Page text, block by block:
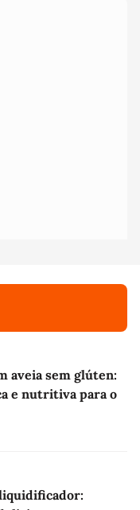
aveia sem glúten:
e nutritiva para o